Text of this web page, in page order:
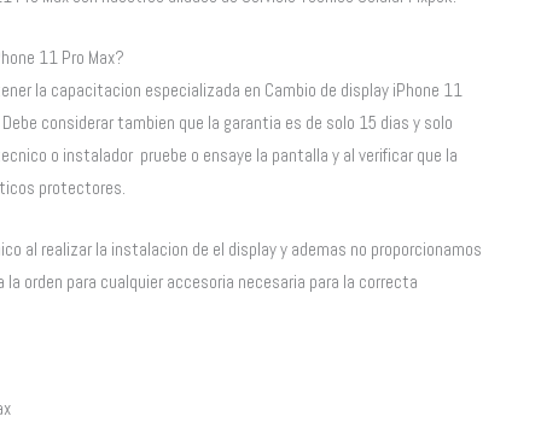
11 Pro Max?
la capacitacion especializada en Cambio de display iPhone 11
considerar tambien que la garantia es de solo 15 dias y solo
o instalador pruebe o ensaye la pantalla y al verificar que la
protectores.
al realizar la instalacion de el display y ademas no proporcionamos
orden para cualquier accesoria necesaria para la correcta